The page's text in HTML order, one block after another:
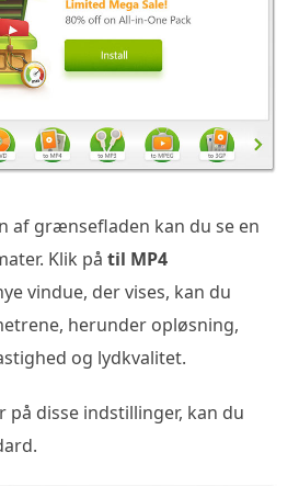
af grænsefladen kan du se en
Klik på til MP4
vindue, der vises, kan du
herunder opløsning,
og lydkvalitet.
på disse indstillinger, kan du